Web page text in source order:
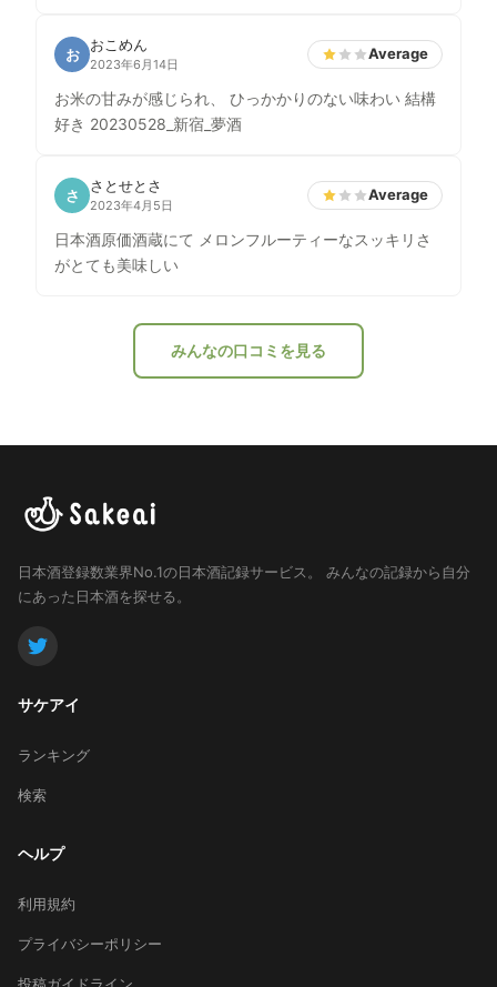
お
おこめん
2023年6月14日
Average
お米の甘みが感じられ、 ひっかかりのない味わい 結構
好き 20230528_新宿_夢酒
さ
さとせとさ
2023年4月5日
Average
日本酒原価酒蔵にて メロンフルーティーなスッキリさ
がとても美味しい
みんなの口コミを見る
日本酒登録数業界No.1の日本酒記録サービス。
みんなの記録から自分
にあった日本酒を探せる。
サケアイ
ランキング
検索
ヘルプ
利用規約
プライバシーポリシー